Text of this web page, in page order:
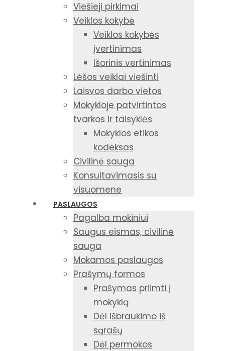
Viešieji pirkimai
Veiklos kokybė
Veiklos kokybės
įvertinimas
Išorinis vertinimas
Lėšos veiklai viešinti
Laisvos darbo vietos
Mokykloje patvirtintos
tvarkos ir taisyklės
Mokyklos etikos
kodeksas
Civilinė sauga
Konsultavimasis su
visuomene
PASLAUGOS
Pagalba mokiniui
Saugus eismas, civilinė
sauga
Mokamos paslaugos
Prašymų formos
Prašymas priimti į
mokyklą
Dėl išbraukimo iš
sąrašų
Dėl permokos